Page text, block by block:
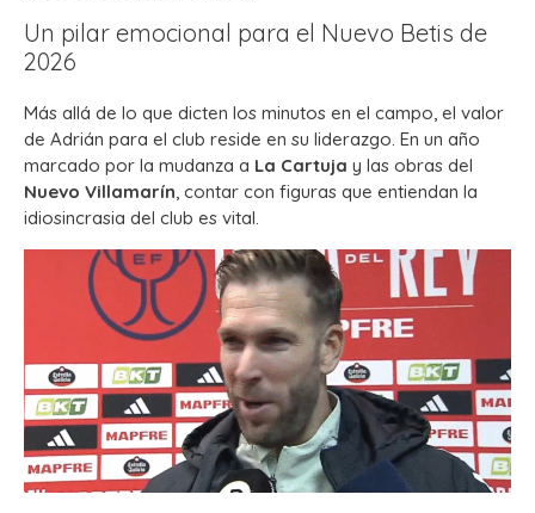
Un pilar emocional para el Nuevo Betis de
2026
Más allá de lo que dicten los minutos en el campo, el valor
de Adrián para el club reside en su liderazgo. En un año
marcado por la mudanza a La Cartuja y las obras del
Nuevo Villamarín , contar con figuras que entiendan la
idiosincrasia del club es vital.